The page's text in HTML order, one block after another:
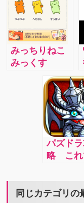
なりそうな人
材を採用する
というゲーム
です。心が美
しい方は、こ
の辺りで『う
ッ』と若干引
き気味になる
ことでしょ
う。そうに決
まっていま
す、えぇ！
みっちりねこ
みっくす
【vol.3】:『は
じめての日
記』攻略☆み
っちりあつま
れ！フルーツ
みっくすの
パズド
略 これ
し！
同じカテゴリの